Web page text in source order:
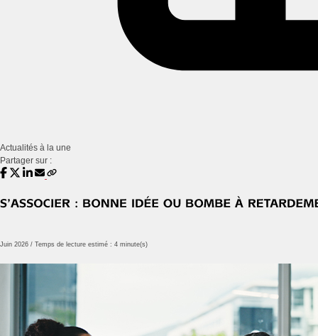
Actualités à la une
Partager sur :
Juin 2026 / Temps de lecture estimé : 4 minute(s)